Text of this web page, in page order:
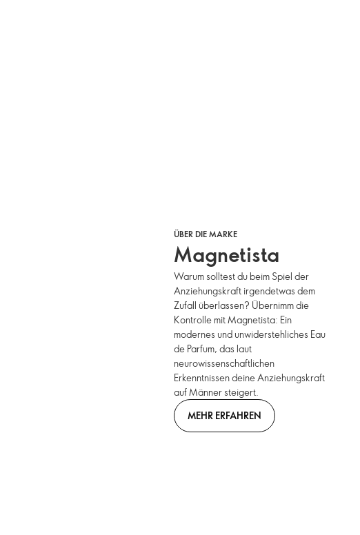
ÜBER DIE MARKE
Magnetista
Warum solltest du beim Spiel der
Anziehungskraft irgendetwas dem
Zufall überlassen? Übernimm die
Kontrolle mit Magnetista: Ein
modernes und unwiderstehliches Eau
de Parfum, das laut
neurowissenschaftlichen
Erkenntnissen deine Anziehungskraft
auf Männer steigert.
MEHR ERFAHREN